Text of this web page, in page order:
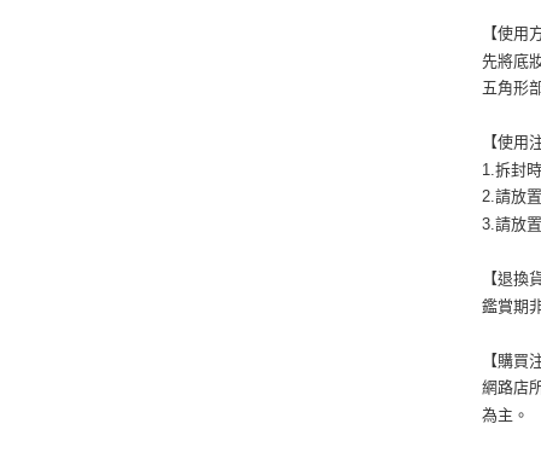
【使用
先將底
五角形
【使用
1.拆封
2.請放
3.請放
【退換
鑑賞期
【購買
網路店
為主。